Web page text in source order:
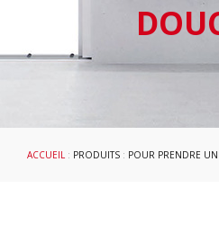
ACCUEIL : PRODUITS : POUR PRENDRE UNE